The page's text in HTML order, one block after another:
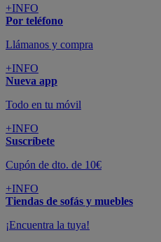
+INFO
Por teléfono
Llámanos y compra
+INFO
Nueva app
Todo en tu móvil
+INFO
Suscríbete
Cupón de dto. de 10€
+INFO
Tiendas de sofás y muebles
¡Encuentra la tuya!